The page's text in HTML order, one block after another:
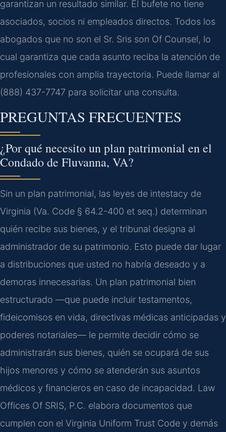
garantizan un resultado similar. El bufete no tiene
asociados, socios ni empleados directos. Todos los
abogados que no son el Sr. Sris son Of Counsel, lo
cual garantiza que cada asunto reciba la atención de
profesionales con amplia trayectoria. Puede llamar al
(888) 437-7747 para solicitar una consulta.
PREGUNTAS FRECUENTES
¿Por qué necesito un plan patrimonial en el
Condado de Fluvanna, VA?
Sin un plan patrimonial, las leyes de intestacy de
Virginia (Va. Code § 64.2-400 et seq.) determinan
quién recibe sus bienes, y el tribunal designa al
administrador de su patrimonio. Esto puede dar lugar
a distribuciones que usted no habría deseado y a
demoras innecesarias. Un plan patrimonial bien
estructurado —que puede incluir testamentos,
fideicomisos en vida, directivas médicas anticipadas y
poderes notariales— le permite decidir cómo se
administrarán sus bienes, quién se ocupará de sus
hijos menores y cómo se atenderán sus asuntos
médicos y financieros en caso de incapacidad. Law
Offices Of SRIS, P.C. elabora documentos que
cumplen con el Virginia Uniform Trust Code y demás